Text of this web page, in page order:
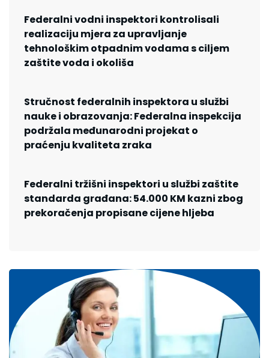
Federalni vodni inspektori kontrolisali
realizaciju mjera za upravljanje
tehnološkim otpadnim vodama s ciljem
zaštite voda i okoliša
Stručnost federalnih inspektora u službi
nauke i obrazovanja: Federalna inspekcija
podržala međunarodni projekat o
praćenju kvaliteta zraka
Federalni tržišni inspektori u službi zaštite
standarda građana: 54.000 KM kazni zbog
prekoračenja propisane cijene hljeba